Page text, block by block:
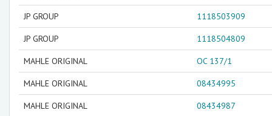
JP GROUP 1118503909
JP GROUP 1118504809
MAHLE ORIGINAL OC 137/1
MAHLE ORIGINAL 08434995
MAHLE ORIGINAL 08434987